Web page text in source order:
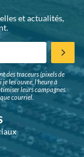
et actualités,
des traceurs (pixels de
je les ouvre, l'heure à
leurs campagnes.
courriel.